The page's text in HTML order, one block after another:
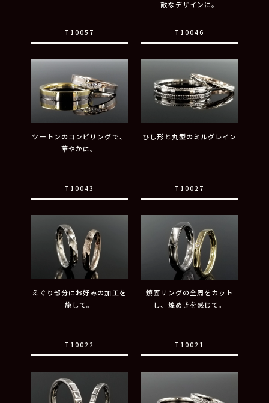
T10057
敵なデザインに。
T10046
ツートンのコンビリングで、
華やかに。
T10043
ひし形と丸型のミルグレイン
T10027
えぐり部分にお好みの加工を
施して。
T10022
鏡面リングの全周をカット
し、煌めきを感じて。
T10021